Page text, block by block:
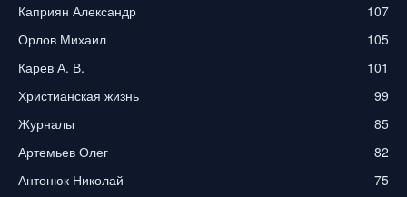
Каприян Александр
107
Орлов Михаил
105
Карев А. В.
101
Христианская жизнь
99
Журналы
85
Артемьев Олег
82
Антонюк Николай
75